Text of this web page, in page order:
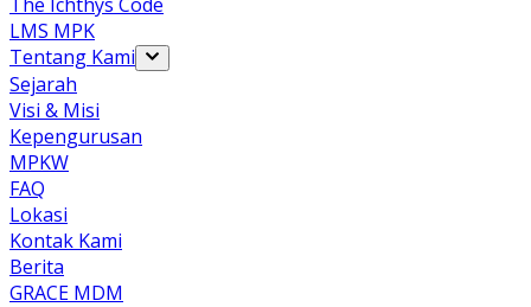
LMS MPK
Tentang Kami
Sejarah
Visi & Misi
Kepengurusan
MPKW
FAQ
Lokasi
Kontak Kami
Berita
GRACE MDM